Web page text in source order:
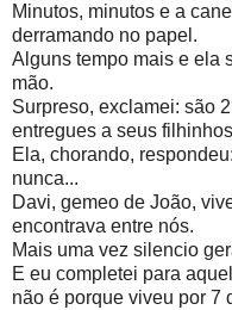
Minutos, minutos e a
derramando no papel.
Alguns tempo mais e ela
mão.
Surpreso, exclamei: são
entregues a seus
Ela, chorando,
nunca...
Davi, gemeo de João,
encontrava entre nós.
Mais uma vez silencio
E eu completei para
não é porque viveu por 7